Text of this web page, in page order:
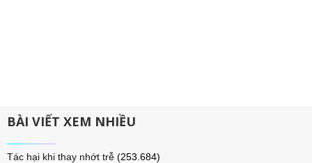
BÀI VIẾT XEM NHIỀU
Tác hại khi thay nhớt trễ (253.684)